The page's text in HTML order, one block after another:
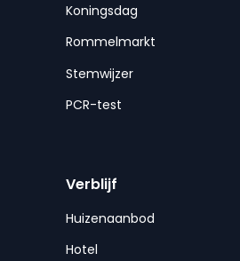
Koningsdag
Rommelmarkt
Stemwijzer
PCR-test
Verblijf
Huizenaanbod
Hotel